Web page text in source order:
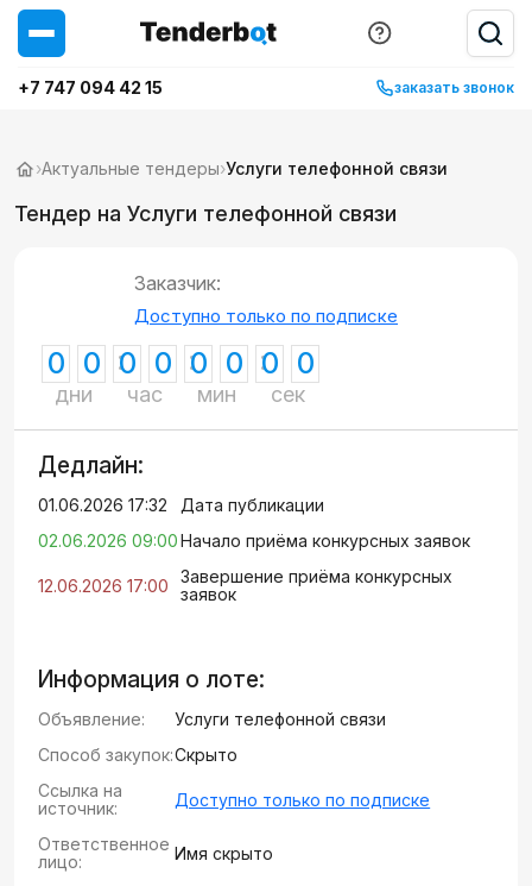
+7 747 094 42 15 заказать звонок
›Актуальные тендеры›Услуги телефонной связи
Тендер на Услуги телефонной связи
Заказчик:
Доступно только по подписке
0 0
дни
0 0
час
0 0
мин
0 0
сек
Дедлайн:
01.06.2026 17:32
Дата публикации
02.06.2026 09:00Начало приёма конкурсных заявок
12.06.2026 17:00
Завершение приёма конкурсных
заявок
Информация о лоте:
Объявление:
Услуги телефонной связи
Способ закупок:Скрыто
Ссылка на
источник:
Доступно только по подписке
Ответственное
лицо:
Имя скрыто